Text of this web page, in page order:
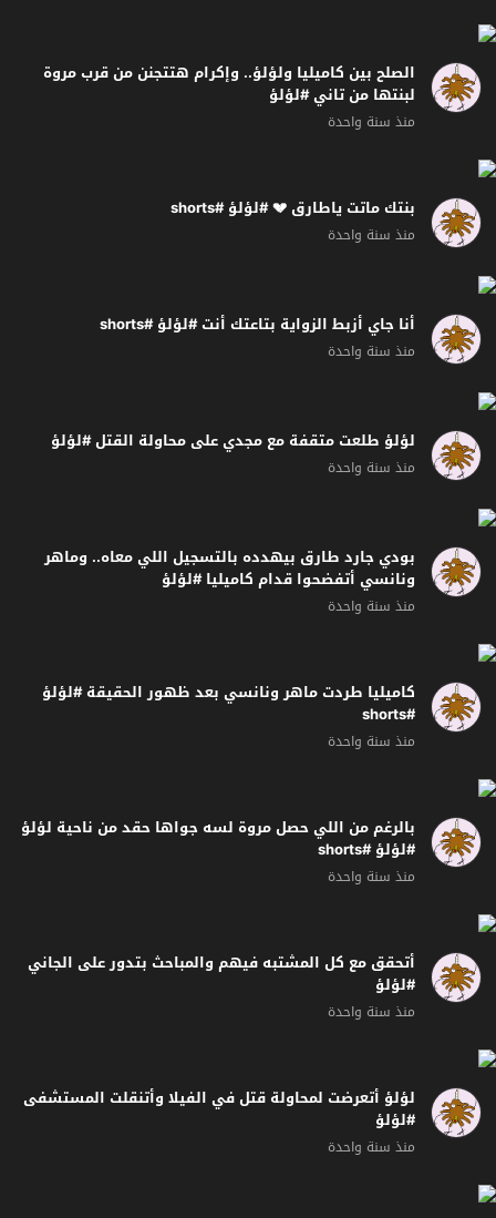
الصلح بين كاميليا ولؤلؤ.. وإكرام هتتجنن من قرب مروة
لبنتها من تاني #لؤلؤ
منذ سنة واحدة
بنتك ماتت ياطارق 💔 #لؤلؤ #shorts
منذ سنة واحدة
أنا جاي أزبط الزواية بتاعتك أنت #لؤلؤ #shorts
منذ سنة واحدة
لؤلؤ طلعت متقفة مع مجدي على محاولة القتل #لؤلؤ
منذ سنة واحدة
بودي جارد طارق بيهدده بالتسجيل اللي معاه.. وماهر
ونانسي أتفضحوا قدام كاميليا #لؤلؤ
منذ سنة واحدة
كاميليا طردت ماهر ونانسي بعد ظهور الحقيقة #لؤلؤ
#shorts
منذ سنة واحدة
بالرغم من اللي حصل مروة لسه جواها حقد من ناحية لؤلؤ
#لؤلؤ #shorts
منذ سنة واحدة
أتحقق مع كل المشتبه فيهم والمباحث بتدور على الجاني
#لؤلؤ
منذ سنة واحدة
لؤلؤ أتعرضت لمحاولة قتل في الفيلا وأتنقلت المستشفى
#لؤلؤ
منذ سنة واحدة